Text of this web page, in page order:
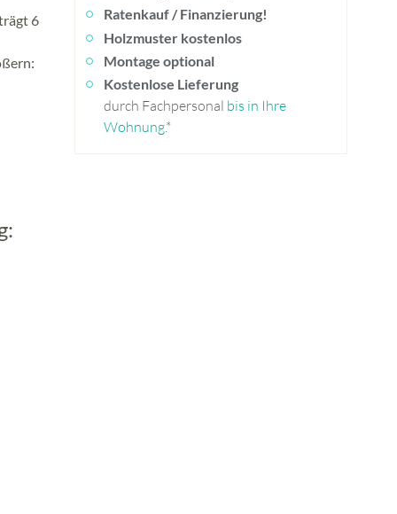
6
Ratenkauf / Finanzierung!
Holzmuster kostenlos
Montage optional
Kostenlose Lieferung
durch Fachpersonal bis in Ihre
Wohnung.*